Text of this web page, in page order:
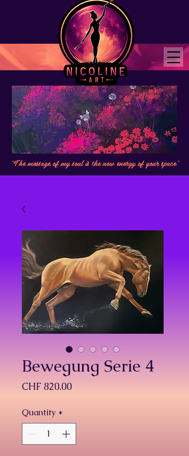
"The message of my soul is the new energy of your space"
Bewegung Serie 4
CHF 820.00Price
Quantity *